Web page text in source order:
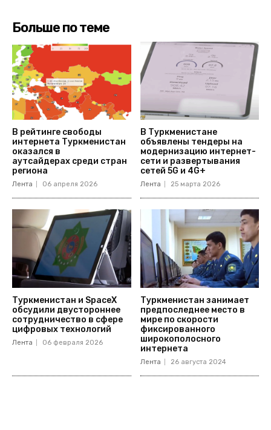
Больше по теме
В рейтинге свободы
интернета Туркменистан
оказался в
аутсайдерах среди стран
региона
Лента 06 апреля 2026
В Туркменистане
объявлены тендеры на
модернизацию интернет-
сети и развертывания
сетей 5G и 4G+
Лента 25 марта 2026
Туркменистан и SpaceX
обсудили двустороннее
сотрудничество в сфере
цифровых технологий
Лента 06 февраля 2026
Туркменистан занимает
предпоследнее место в
мире по скорости
фиксированного
широкополосного
интернета
Лента 26 августа 2024